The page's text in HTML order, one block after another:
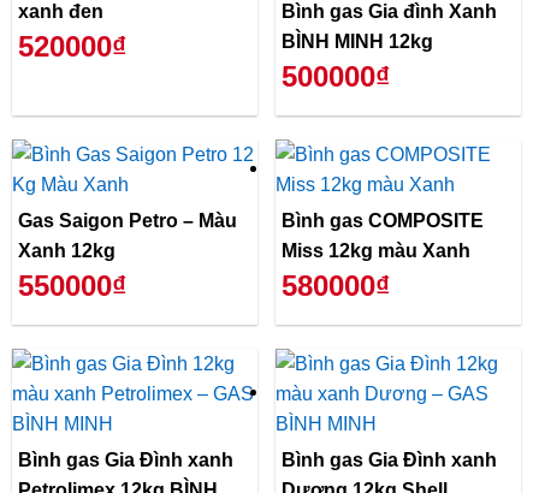
xanh đen
520000₫
Bình gas Gia đình Xanh
BÌNH MINH 12kg
500000₫
Gas Saigon Petro – Màu
Xanh 12kg
550000₫
Bình gas COMPOSITE
Miss 12kg màu Xanh
580000₫
Bình gas Gia Đình xanh
Bình gas Gia Đình xanh